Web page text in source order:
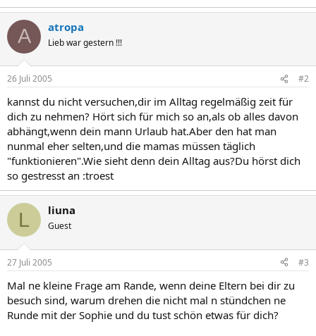
A atropa
Lieb war gestern !!!
26 Juli 2005 #2
kannst du nicht versuchen,dir im Alltag regelmäßig zeit für
dich zu nehmen? Hört sich für mich so an,als ob alles davon
abhängt,wenn dein mann Urlaub hat.Aber den hat man
nunmal eher selten,und die mamas müssen täglich
"funktionieren".Wie sieht denn dein Alltag aus?Du hörst dich
so gestresst an :troest
L liuna
Guest
27 Juli 2005 #3
Mal ne kleine Frage am Rande, wenn deine Eltern bei dir zu
besuch sind, warum drehen die nicht mal n stündchen ne
Runde mit der Sophie und du tust schön etwas für dich?